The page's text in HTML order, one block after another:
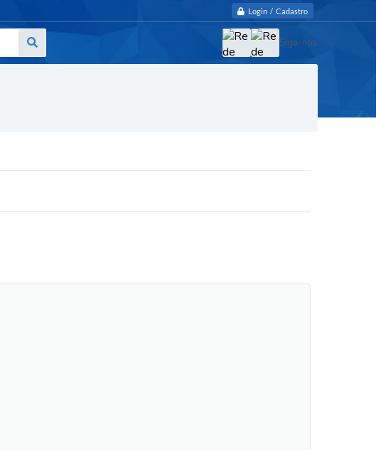
Login / Cadastro
Siga-nos